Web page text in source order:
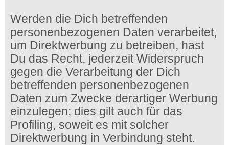
Werden die Dich betreffenden
personenbezogenen Daten verarbeitet,
um Direktwerbung zu betreiben, hast
Du das Recht, jederzeit Widerspruch
gegen die Verarbeitung der Dich
betreffenden personenbezogenen
Daten zum Zwecke derartiger Werbung
einzulegen; dies gilt auch für das
Profiling, soweit es mit solcher
Direktwerbung in Verbindung steht.